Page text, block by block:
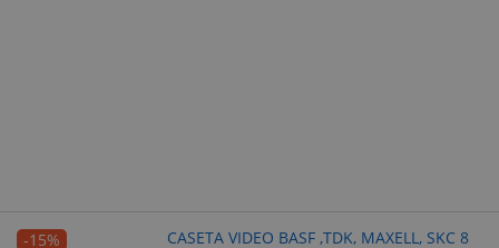
-15%
CASETA VIDEO BASF ,TDK, MAXELL, SKC 8